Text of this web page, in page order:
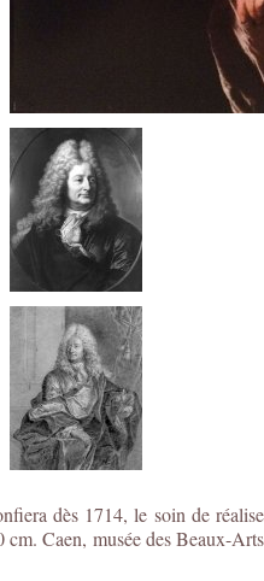
dès 1714, le soin de
Caen, musée des Beaux-